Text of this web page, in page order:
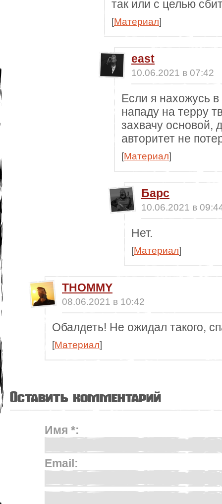
так или с целью
[Материал]
east
10.06.2021 в 07:42
Если я нахожусь
нападу на терру
захвачу основой,
авторитет не
[Материал]
Барс
10.06.2021 в
Нет.
[Материал]
THOMMY
08.06.2021 в 10:42
Обалдеть! Не ожидал такого,
[Материал]
Оставить комментарий
Имя *:
Email: